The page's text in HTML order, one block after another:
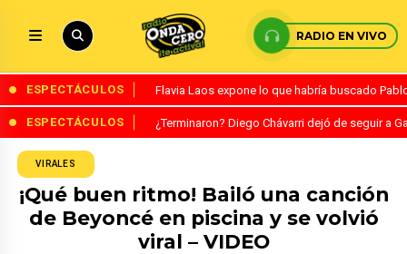
RADIO EN VIVO
ESPECTÁCULOS Flavia Laos expone lo que habría buscado
ESPECTÁCULOS ¿Terminaron? Diego Chávarri dejó de seguir a
VIRALES
¡Qué buen ritmo! Bailó una canción
de Beyoncé en piscina y se volvió
viral – VIDEO